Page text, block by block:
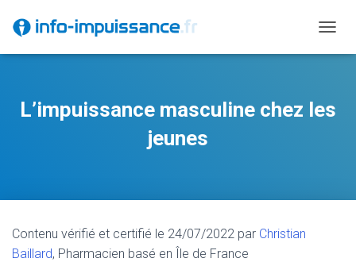
É
E
L’impuissance masculine chez les
jeunes
Contenu vérifié et certifié le 24/07/2022 par Christian
Baillard, Pharmacien basé en Île de France